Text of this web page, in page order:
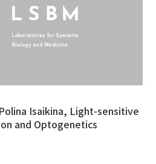
Isaikina, Light-sensitive
and Optogenetics